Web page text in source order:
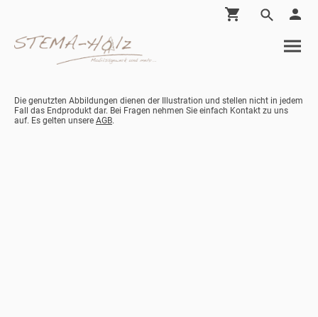
Die genutzten Abbildungen dienen der Illustration und stellen nicht in jedem
Fall das Endprodukt dar. Bei Fragen nehmen Sie einfach Kontakt zu uns
auf. Es gelten unsere AGB.